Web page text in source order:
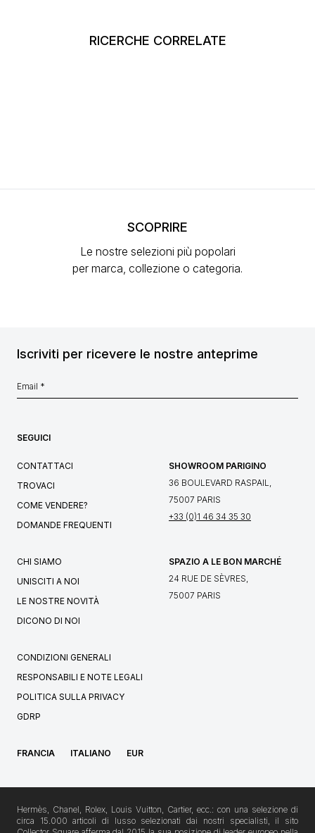
RICERCHE CORRELATE
SCOPRIRE
Le nostre selezioni più popolari
per marca, collezione o categoria.
Iscriviti per ricevere le nostre anteprime
SEGUICI
CONTATTACI
TROVACI
COME VENDERE?
DOMANDE FREQUENTI
SHOWROOM PARIGINO
36 BOULEVARD RASPAIL,
75007 PARIS
+33 (0)1 46 34 35 30
CHI SIAMO
UNISCITI A NOI
LE NOSTRE NOVITÀ
DICONO DI NOI
SPAZIO A LE BON MARCHÉ
24 RUE DE SÈVRES,
75007 PARIS
CONDIZIONI GENERALI
RESPONSABILI E NOTE LEGALI
POLITICA SULLA PRIVACY
GDRP
FRANCIA ITALIANO EUR
Hermès, Chanel, Rolex, Louis Vuitton, Cartier, ecc.: con una selezione di
circa 15.000 articoli di lusso selezionati dai nostri specialisti, il sito